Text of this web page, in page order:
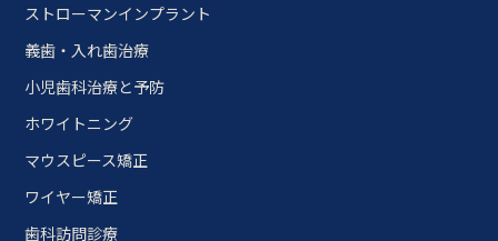
ストローマンインプラント
義歯・入れ歯治療
小児歯科治療と予防
ホワイトニング
マウスピース矯正
ワイヤー矯正
歯科訪問診療